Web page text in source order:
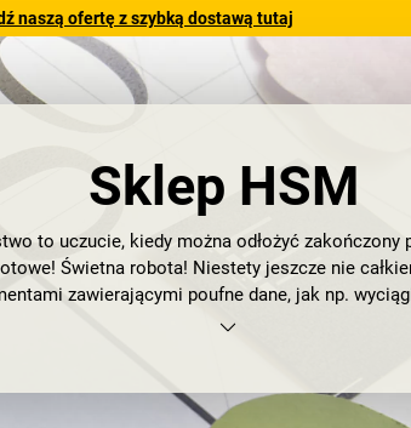
naszą ofertę z szybką dostawą tutaj
Sklep HSM
to uczucie, kiedy można odłożyć zakończony
Świetna robota! Niestety jeszcze nie
zawierającymi poufne dane, jak np.
podatkową i danymi osobowymi? W aktach nie
od ochrony danych osobowych
HSM oferuje